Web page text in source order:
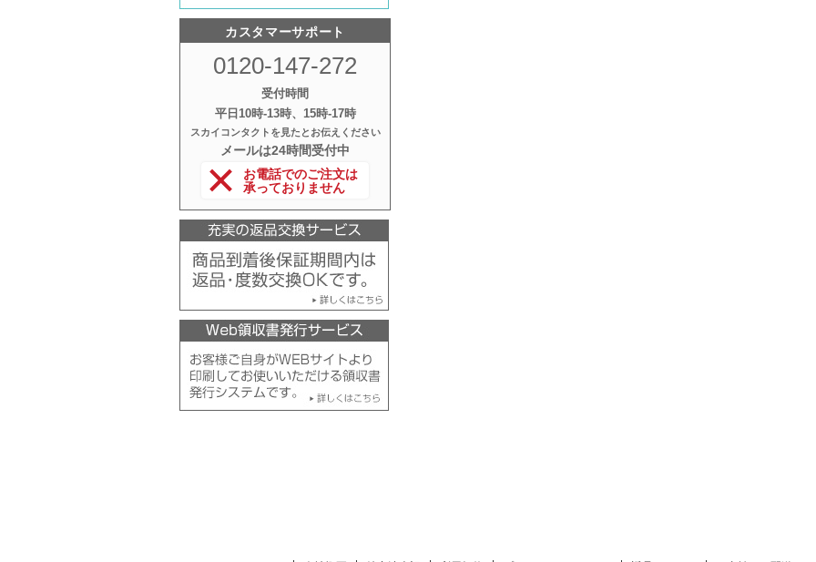
カスタマーサポート
0120-147-272
受付時間
平日10時‐13時、15時‐17時
スカイコンタクトを見たとお伝えください
メールは24時間受付中
お電話でのご注文は
承っておりません